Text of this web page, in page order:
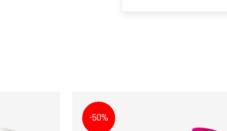
-50%